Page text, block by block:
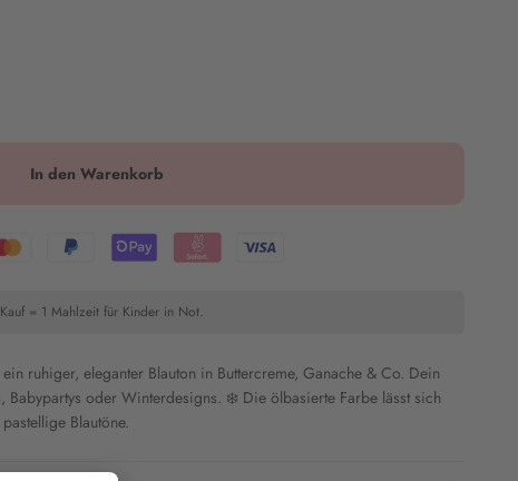
In den Warenkorb
= 1 Mahlzeit für Kinder in Not.
ruhiger, eleganter Blauton in Buttercreme, Ganache & Co. Dein
Babypartys oder Winterdesigns. ❄️ Die ölbasierte Farbe lässt sich
Blautöne.